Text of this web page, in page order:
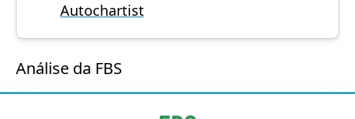
Autochartist
Análise da FBS